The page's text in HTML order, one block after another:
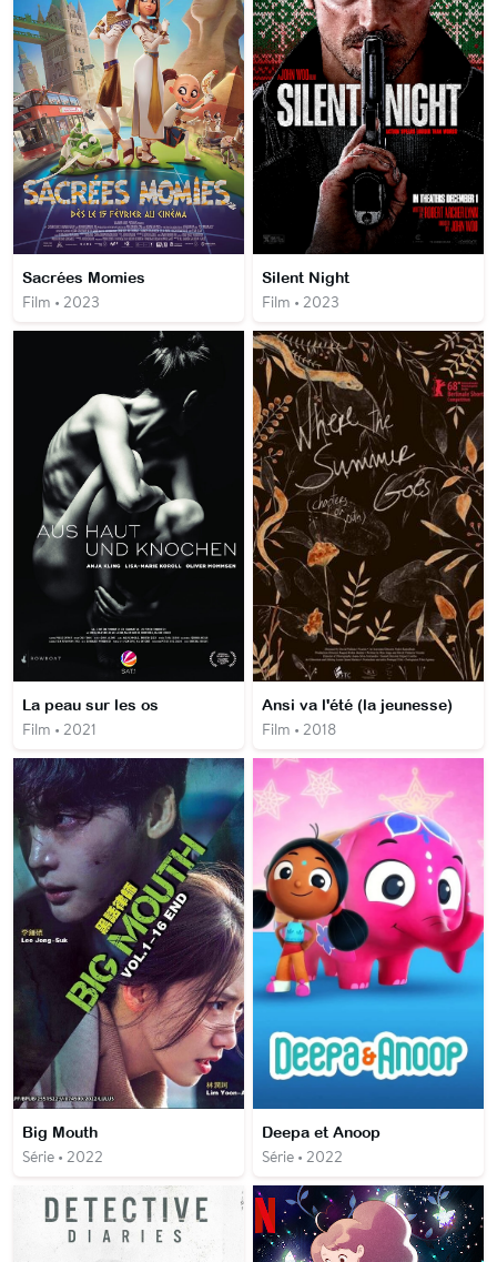
Sacrées Momies
Film • 2023
Silent Night
Film • 2023
La peau sur les os
Film • 2021
Ansi va l'été (la jeunesse)
Film • 2018
Big Mouth
Série • 2022
Deepa et Anoop
Série • 2022